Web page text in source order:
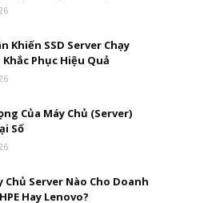
Khiến SSD Server Chạy
Khắc Phục Hiệu Quả
Của Máy Chủ (Server)
Số
Chủ Server Nào Cho Doanh
Hay Lenovo?